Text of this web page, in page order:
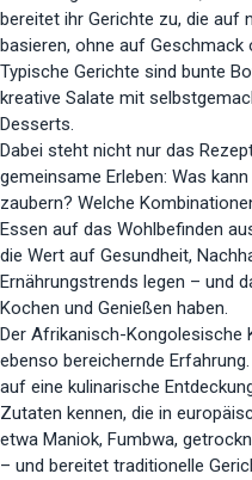
bereitet ihr Gerichte zu, die
basieren, ohne auf Geschmack
Typische Gerichte sind bunte
kreative Salate mit
Desserts.
Dabei steht nicht nur das
gemeinsame Erleben: Was
zaubern? Welche
Essen auf das Wohlbefinden
die Wert auf Gesundheit,
Ernährungstrends legen – und
Kochen und Genießen haben.
Der Afrikanisch-Kongolesische
ebenso bereichernde
auf eine kulinarische
Zutaten kennen, die in
etwa Maniok, Fumbwa,
– und bereitet traditionelle